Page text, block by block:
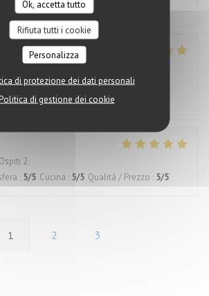
Ok, accetta tutto
Rifiuta tutti i cookie
Personalizza
di protezione dei dati personali
di gestione dei cookie
Also good for low card diet.
2
: 5/5 Cucina:5/5 Qualità / Prezzo
great service
2
: 5/5 Cucina : 5/5 Qualità / Prezzo : 5/5
1 2 3